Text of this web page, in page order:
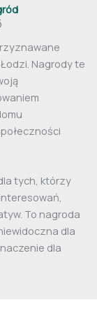
Nagrody te
tych, którzy
To nagroda
dla
dla